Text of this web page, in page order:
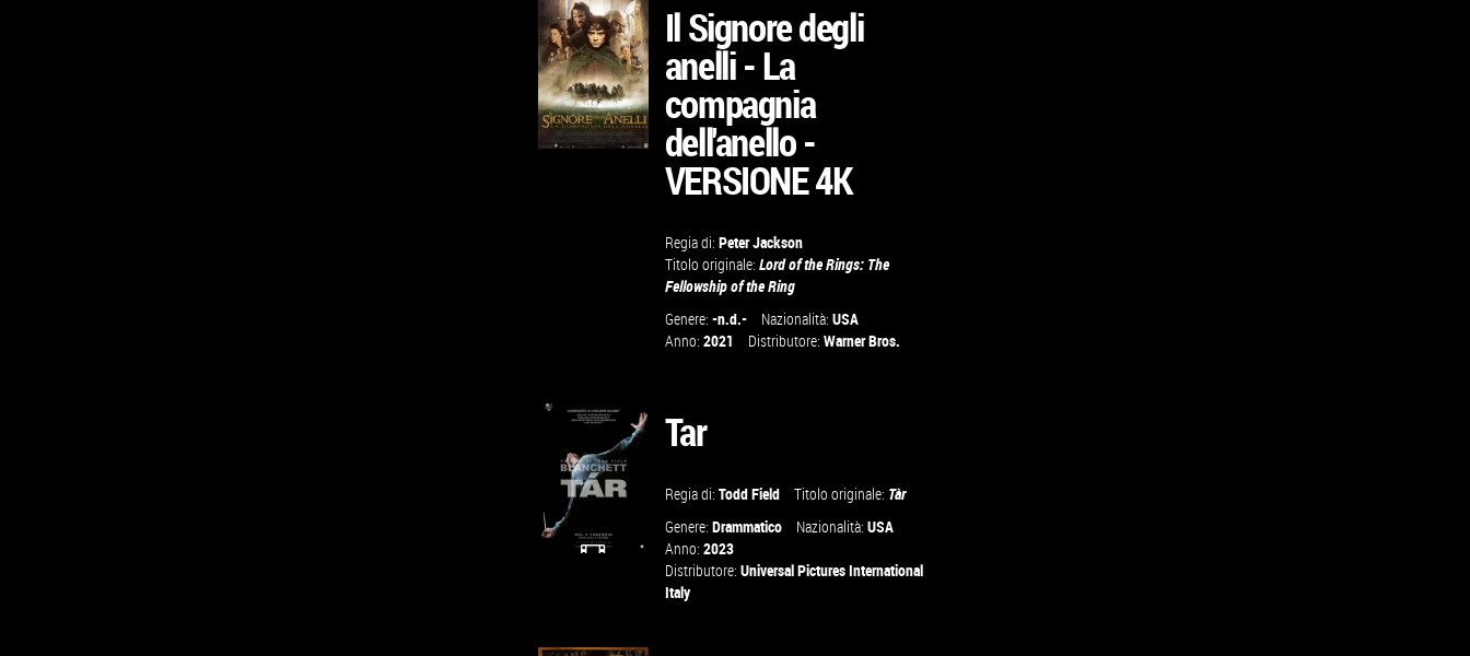
Il Signore degli
anelli - La
compagnia
dell'anello -
VERSIONE 4K
Regia di: Peter Jackson
Titolo originale: Lord of the Rings: The
Fellowship of the Ring
Genere: -n.d.- Nazionalità: USA
Anno: 2021 Distributore: Warner Bros.
Tar
Regia di: Todd Field Titolo originale: Tàr
Genere: Drammatico Nazionalità: USA
Anno: 2023
Distributore: Universal Pictures International
Italy